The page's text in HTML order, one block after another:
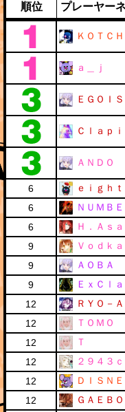
順位 プレーヤー
ＫＯＴＣＨ
ａ＿ｊ
ＥＧＯＩＳ
Ｃｌａｐｉ
ＡＮＤＯ
6 ｅｉｇｈｔ
6
ＮＵＭＢ
6
Ｈ．Ａｓａ
9
Ｖｏｄｋａ
9
ＡＯＢＡ
9
ＥｘＣｌ
12
ＲＹＯ－Ａ
12
ＴＯＭＯ
12
Ｔ
12
２９４３
12
ＤＩＳＮ
12
ＧＡＥＢ